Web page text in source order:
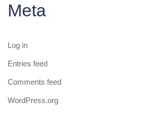
Meta
Log in
Entries feed
Comments feed
WordPress.org